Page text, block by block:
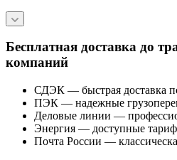
Бесплатная доставка до
компаний
СДЭК — быстрая доставка
ПЭК — надежные
Деловые линии —
Энергия — доступные
Почта России —